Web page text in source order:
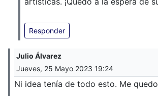
Responder
Julio Álvarez
Jueves, 25 Mayo 2023 19:24
Ni idea tenía de todo esto. Me